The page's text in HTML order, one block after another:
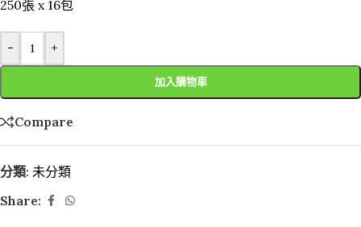
250張 x 16包
- +
加入購物車
Compare
分類: 未分類
Share: